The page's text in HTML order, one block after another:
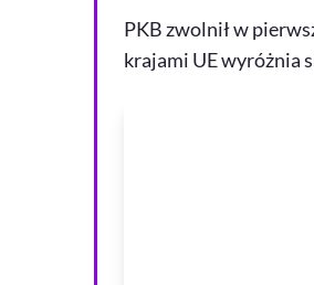
PKB zwolnił w
krajami UE wyróżnia